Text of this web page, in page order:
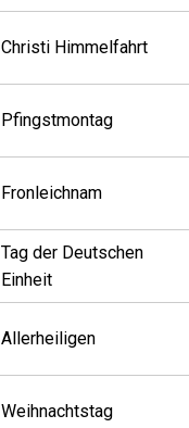
Christi Himmelfahrt
Pfingstmontag
Fronleichnam
Tag der Deutschen
Einheit
Allerheiligen
Weihnachtstag